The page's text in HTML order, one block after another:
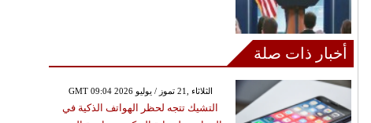
أخبار ذات صلة
GMT 09:04 2026 الثلاثاء ,21 تموز / يوليو
التشيك تتجه لحظر الهواتف الذكية في